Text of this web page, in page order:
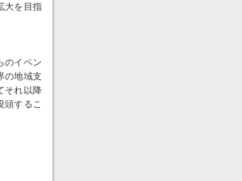
大を目指
のイベン
の地域支
それ以降
頭するこ